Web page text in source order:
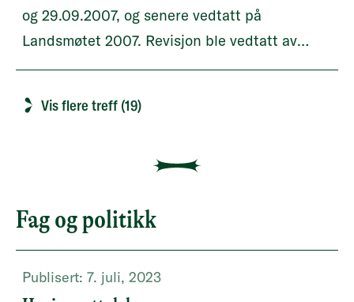
og 29.09.2007, og senere vedtatt på
Landsmøtet 2007. Revisjon ble vedtatt av
Sentralstyret 22.11.2016.
Vis flere treff (19)
Fag og politikk
Publisert: 7. juli, 2023